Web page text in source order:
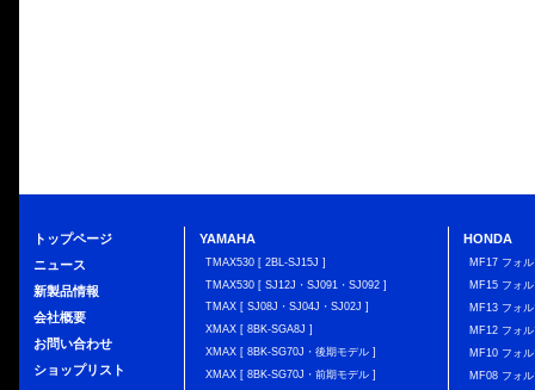
トップページ
ニュース
新製品情報
会社概要
お問い合わせ
ショップリスト
YAMAHA
TMAX530 [ 2BL-SJ15J ]
TMAX530 [ SJ12J・SJ091・SJ092 ]
TMAX [ SJ08J・SJ04J・SJ02J ]
XMAX [ 8BK-SGA8J ]
XMAX [ 8BK-SG70J・後期モデル ]
XMAX [ 8BK-SG70J・前期モデル ]
HONDA
MF17 フォ
MF15 フォ
MF13 フォ
MF12 フォ
MF10 フォ
MF08 フォ